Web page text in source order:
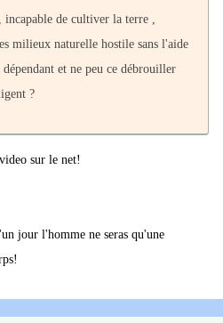
incapable de cultiver la terre ,
milieux naturelle hostile sans l'aide
et ne peu ce débrouiller
?
sur le net!
jour l'homme ne seras qu'une